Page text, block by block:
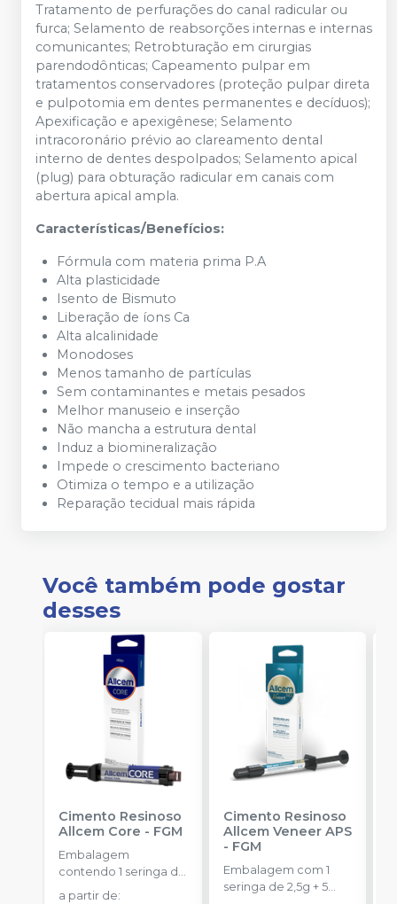
Tratamento de perfurações do canal radicular ou
furca; Selamento de reabsorções internas e internas
comunicantes; Retrobturação em cirurgias
parendodônticas; Capeamento pulpar em
tratamentos conservadores (proteção pulpar direta
e pulpotomia em dentes permanentes e decíduos);
Apexificação e apexigênese; Selamento
intracoronário prévio ao clareamento dental
interno de dentes despolpados; Selamento apical
(plug) para obturação radicular em canais com
abertura apical ampla.
Características/Benefícios:
Fórmula com materia prima P.A
Alta plasticidade
Isento de Bismuto
Liberação de íons Ca
Alta alcalinidade
Monodoses
Menos tamanho de partículas
Sem contaminantes e metais pesados
Melhor manuseio e inserção
Não mancha a estrutura dental
Induz a biomineralização
Impede o crescimento bacteriano
Otimiza o tempo e a utilização
Reparação tecidual mais rápida
Você também pode gostar
desses
Cimento Resinoso
Allcem Core - FGM
Embalagem
contendo 1 seringa de
corpo duplo com 6g
a partir de:
Cimento Resinoso
Allcem Veneer APS
- FGM
Embalagem com 1
seringa de 2,5g + 5